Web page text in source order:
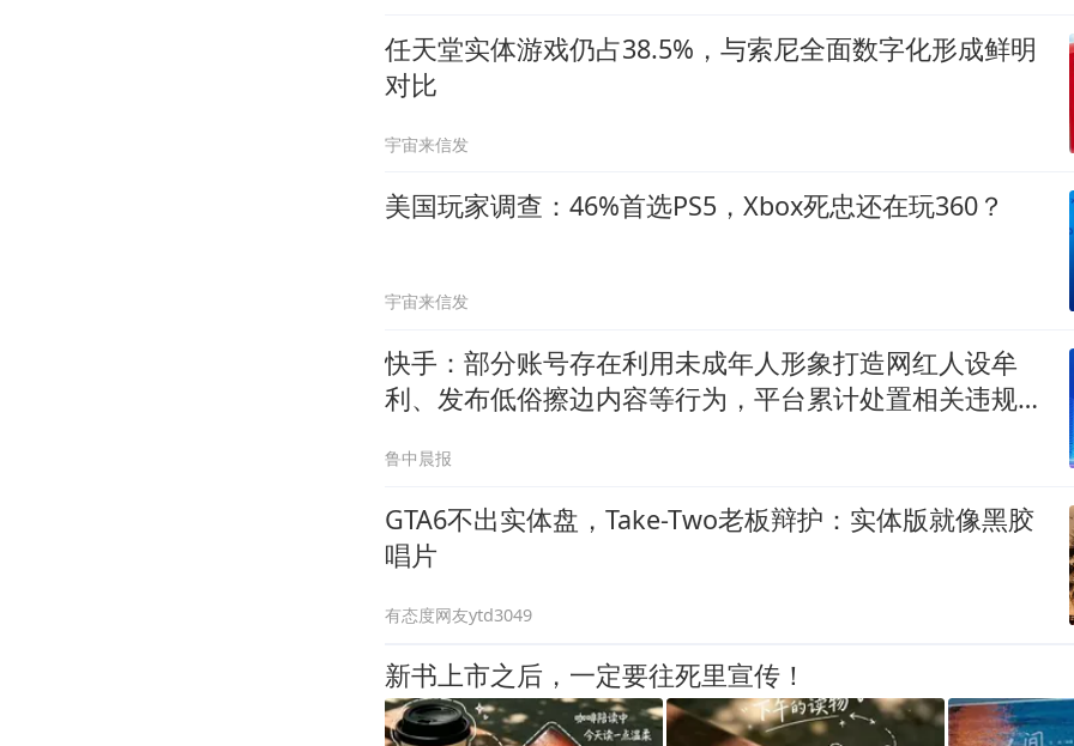
任天堂实体游戏仍占38.5%，与索尼全面数字化形成鲜明
对比
宇宙来信发
美国玩家调查：46%首选PS5，Xbox死忠还在玩360？
宇宙来信发
快手：部分账号存在利用未成年人形象打造网红人设牟
利、发布低俗擦边内容等行为，平台累计处置相关违规内
鲁中晨报
GTA6不出实体盘，Take-Two老板辩护：实体版就像黑胶
唱片
有态度网友ytd3049
新书上市之后，一定要往死里宣传！